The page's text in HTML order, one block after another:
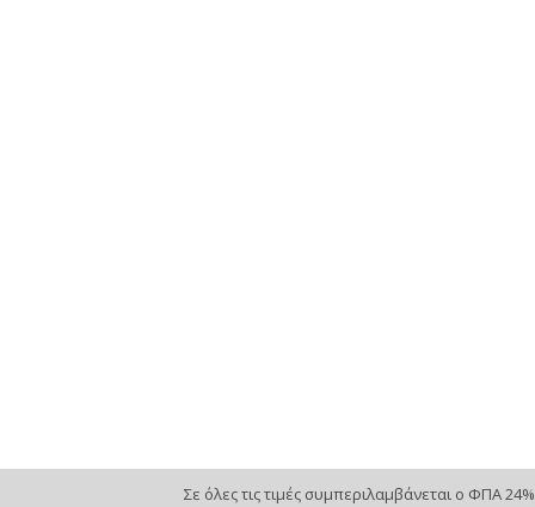
Σε όλες τις τιμές συμπεριλαμβάνεται ο ΦΠΑ 24%